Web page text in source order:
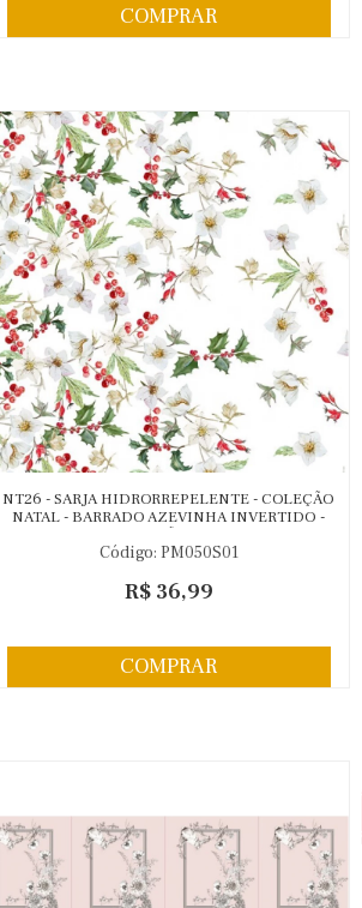
COMPRAR
NT26 - SARJA HIDRORREPELENTE - COLEÇÃO
NATAL - BARRADO AZEVINHA INVERTIDO -
Código: PM050S01
R$ 36,99
COMPRAR